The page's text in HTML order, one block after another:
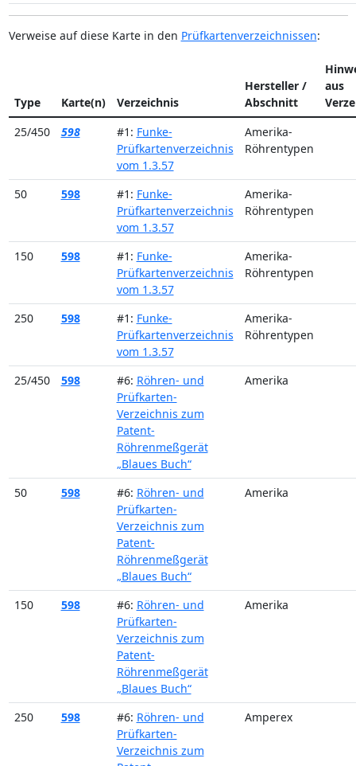
Verweise auf diese Karte in den Prüfkartenverzeichnissen:
Type Karte(n) Verzeichnis
Hersteller /
Abschnitt
aus
25/450
598 #1: Funke-
Prüfkartenverzeichnis
vom 1.3.57
Amerika-
Röhrentypen
50 598 #1: Funke-
Prüfkartenverzeichnis
vom 1.3.57
Amerika-
Röhrentypen
150 598 #1: Funke-
Prüfkartenverzeichnis
vom 1.3.57
Amerika-
Röhrentypen
250 598 #1: Funke-
Prüfkartenverzeichnis
vom 1.3.57
Amerika-
Röhrentypen
25/450 598 #6: Röhren- und
Prüfkarten-
Verzeichnis zum
Patent-
Röhrenmeßgerät
„Blaues Buch“
Amerika
50 598 #6: Röhren- und
Prüfkarten-
Verzeichnis zum
Patent-
Röhrenmeßgerät
„Blaues Buch“
Amerika
150 598 #6: Röhren- und
Prüfkarten-
Verzeichnis zum
Patent-
Röhrenmeßgerät
„Blaues Buch“
Amerika
250 598 #6: Röhren- und
Prüfkarten-
Verzeichnis zum
Amperex